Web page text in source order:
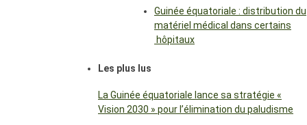
Guinée équatoriale : distribution du
matériel médical dans certains
hôpitaux
Les plus lus
La Guinée équatoriale lance sa stratégie «
Vision 2030 » pour l’élimination du paludisme